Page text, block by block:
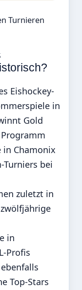
Turnieren
Eishockey-
in
Gold
Chamonix
Turniers bei
zuletzt in
in
Profis
Top-Stars